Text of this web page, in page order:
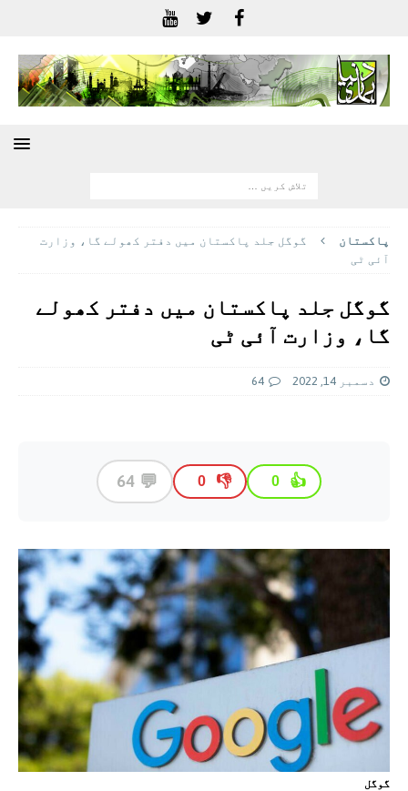
پاکستان
گوگل جلد پاکستان میں دفتر کھولے گا، وزارت
آئی ٹی
گوگل جلد پاکستان میں دفتر کھولے
گا، وزارت آئی ٹی
دسمبر 14, 2022 64
👍
0
👎
0
💬
64
گوگل